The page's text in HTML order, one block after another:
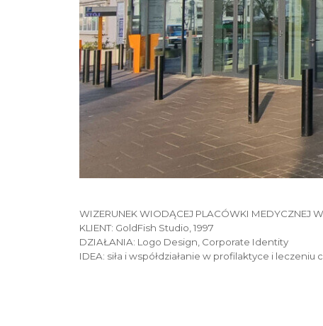
WIZERUNEK WIODĄCEJ PLACÓWKI MEDYCZNEJ
KLIENT: GoldFish Studio, 1997
DZIAŁANIA: Logo Design, Corporate Identity
IDEA: siła i współdziałanie w profilaktyce i